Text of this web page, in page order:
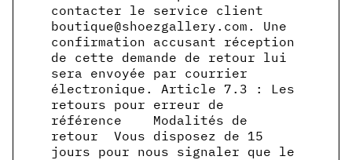
contacter le service client
boutique@shoezgallery.com. Une
confirmation accusant réception
de cette demande de retour lui
sera envoyée par courrier
électronique. Article 7.3 : Les
retours pour erreur de
référence Modalités de
retour Vous disposez de 15
jours pour nous signaler que le